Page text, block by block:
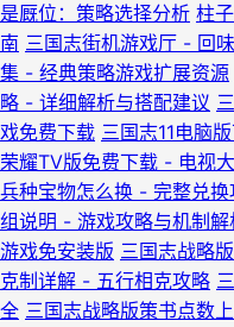
是厩位：策略选择分析 柱
南 三国志街机游戏厅 - 回
集 - 经典策略游戏扩展资源
略 - 详细解析与搭配建议
戏免费下载 三国志11电脑
荣耀TV版免费下载 - 电视
兵种宝物怎么换 - 完整兑换
组说明 - 游戏攻略与机制解
游戏免安装版 三国志战略
克制详解 - 五行相克攻略
全 三国志战略版策书点数